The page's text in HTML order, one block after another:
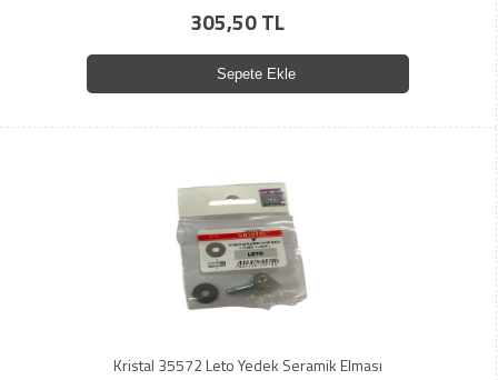
305,50 TL
Sepete Ekle
Kristal 35572 Leto Yedek Seramik Elması